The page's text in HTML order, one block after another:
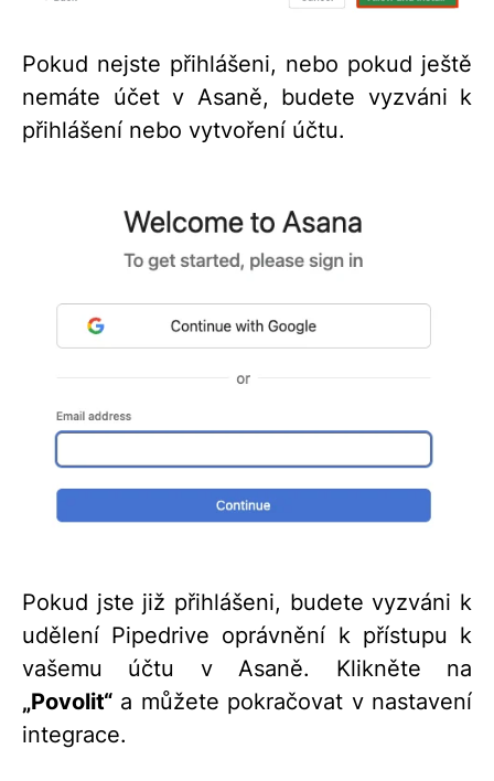
Pokud nejste přihlášeni, nebo pokud ještě
nemáte účet v Asaně, budete vyzváni k
přihlášení nebo vytvoření účtu.
Pokud jste již přihlášeni, budete vyzváni k
udělení Pipedrive oprávnění k přístupu k
vašemu účtu v Asaně. Klikněte na
„Povolit“ a můžete pokračovat v nastavení
integrace.